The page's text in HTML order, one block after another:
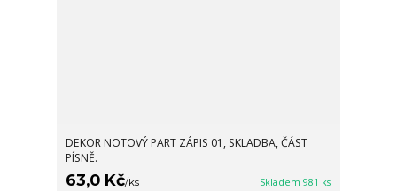
DEKOR NOTOVÝ PART ZÁPIS 01, SKLADBA, ČÁST
PÍSNĚ.
63,0 Kč/ks Skladem 981 ks